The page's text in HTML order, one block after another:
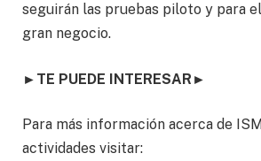
seguirán las pruebas piloto y para
gran negocio.
► TE PUEDE INTERESAR ►
Para más información acerca de
actividades visitar: